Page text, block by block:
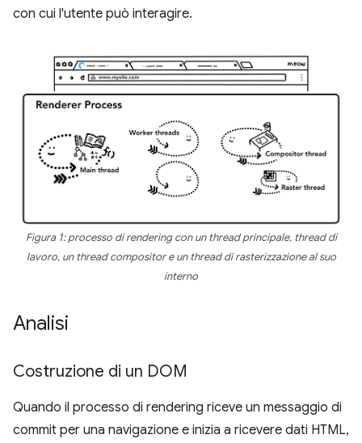
con cui l'utente può interagire.
Figura 1: processo di rendering con un thread principale, thread di
lavoro, un thread compositor e un thread di rasterizzazione al suo
interno
Analisi
Costruzione di un DOM
Quando il processo di rendering riceve un messaggio di
commit per una navigazione e inizia a ricevere dati HTML,